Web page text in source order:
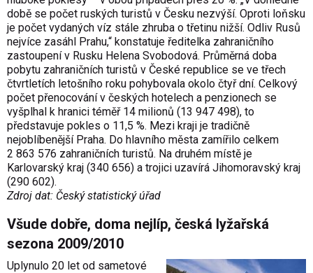
době se počet ruských turistů v Česku nezvýší. Oproti loňsku
je počet vydaných víz stále zhruba o třetinu nižší. Odliv Rusů
nejvíce zasáhl Prahu,“ konstatuje ředitelka zahraničního
zastoupení v Rusku Helena Svobodová. Průměrná doba
pobytu zahraničních turistů v České republice se ve třech
čtvrtletích letošního roku pohybovala okolo čtyř dní. Celkový
počet přenocování v českých hotelech a penzionech se
vyšplhal k hranici téměř 14 milionů (13 947 498), to
představuje pokles o 11,5 %. Mezi kraji je tradičně
nejoblíbenější Praha. Do hlavního města zamířilo celkem
2 863 576 zah­raničních turistů. Na druhém místě je
Karlovarský kraj (340 656) a trojici uzavírá Jihomoravský kraj
(290 602).
Zdroj dat: Český statistický úřad
Všude dobře, doma nejlíp, česká lyžařská
sezona 2009/2010
Uplynulo 20 let od sametové